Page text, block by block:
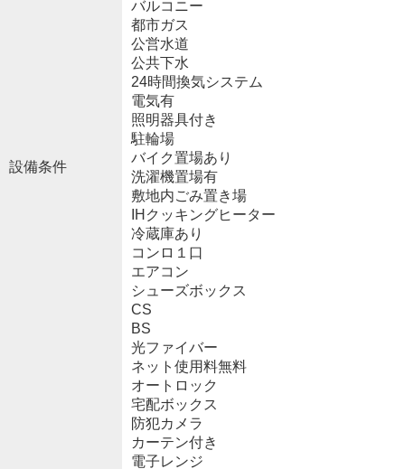
設備条件
バルコニー
都市ガス
公営水道
公共下水
24時間換気システム
電気有
照明器具付き
駐輪場
バイク置場あり
洗濯機置場有
敷地内ごみ置き場
IHクッキングヒーター
冷蔵庫あり
コンロ１口
エアコン
シューズボックス
CS
BS
光ファイバー
ネット使用料無料
オートロック
宅配ボックス
防犯カメラ
カーテン付き
電子レンジ